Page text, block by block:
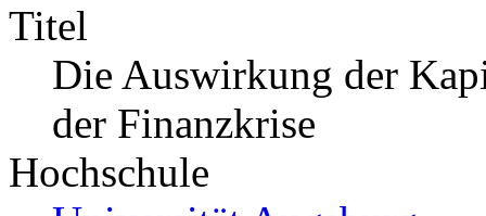
Titel
Die Auswirkung der
der Finanzkrise
Hochschule